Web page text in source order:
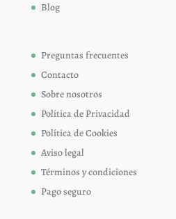
Blog
Preguntas frecuentes
Contacto
Sobre nosotros
Política de Privacidad
Política de Cookies
Aviso legal
Términos y condiciones
Pago seguro